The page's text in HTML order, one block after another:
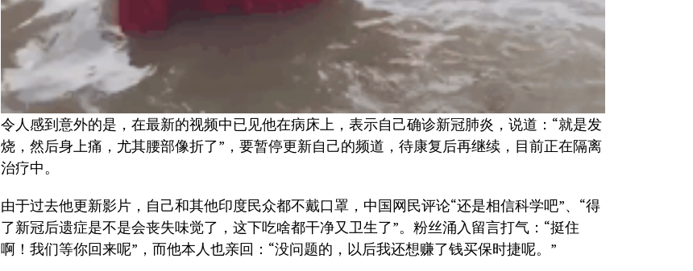
令人感到意外的是，在最新的视频中已见他在病床上，表示自己确诊新冠肺炎，说道：“就是发
烧，然后身上痛，尤其腰部像折了”，要暂停更新自己的频道，待康复后再继续，目前正在隔离
治疗中。
由于过去他更新影片，自己和其他印度民众都不戴口罩，中国网民评论“还是相信科学吧”、“得
了新冠后遗症是不是会丧失味觉了，这下吃啥都干净又卫生了”。粉丝涌入留言打气：“挺住
啊！我们等你回来呢”，而他本人也亲回：“没问题的，以后我还想赚了钱买保时捷呢。”